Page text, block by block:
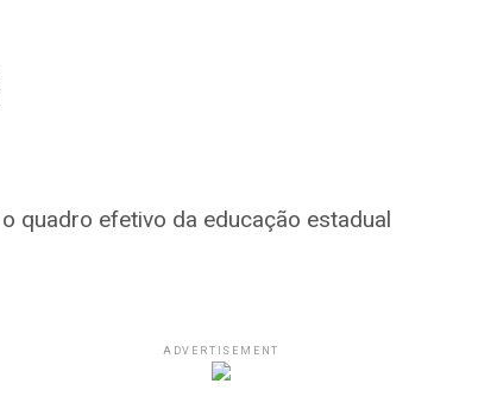
quadro efetivo da educação estadual
ADVERTISEMENT